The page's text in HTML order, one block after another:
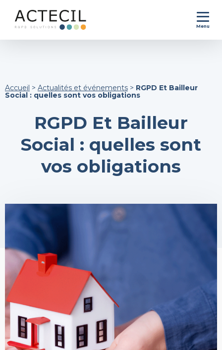
Menu
Accueil > Actualités et événements > RGPD Et Bailleur
Social : quelles sont vos obligations
RGPD Et Bailleur
Social : quelles sont
vos obligations